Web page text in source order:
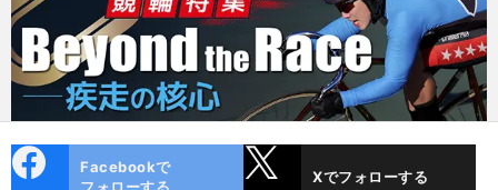
ok
Facebookで
フォローする
Xでフォローする